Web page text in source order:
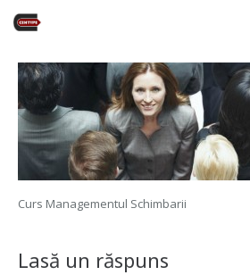
Curs Managementul Schimbarii
Lasă un răspuns